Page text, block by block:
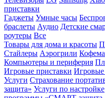
приставки
Гаджеты Умные часы
браслеты Аудио Детские
роутеры Все
Товары для дома и красоты
Стайлеры Аэрогрили
Компьютеры и периферия
Игровые приставки Игровые
Услуги Страхование
защита» Услуги по настройке